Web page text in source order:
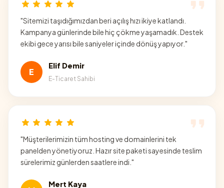
"Sitemizi taşıdığımızdan beri açılış hızı ikiye katlandı.
Kampanya günlerinde bile hiç çökme yaşamadık. Destek
ekibi gece yarısı bile saniyeler içinde dönüş yapıyor."
E
Elif Demir
E-Ticaret Sahibi
"Müşterilerimizin tüm hosting ve domainlerini tek
panelden yönetiyoruz. Hazır site paketi sayesinde teslim
sürelerimiz günlerden saatlere indi. "
Mert Kaya